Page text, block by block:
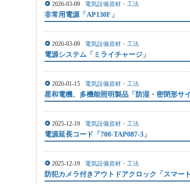
2026-03-09 電気設備資材・工法
非常用電源「AP130F」
2026-03-09 電気設備資材・工法
電源システム「ミライチャージ」
2026-01-15 電気設備資材・工法
星和電機、多機能照明製品「防湿・密閉形サ
2025-12-19 電気設備資材・工法
電源延長コード「700-TAP087-3」
2025-12-19 電気設備資材・工法
防犯カメラ付きアウトドアクロック「スマー